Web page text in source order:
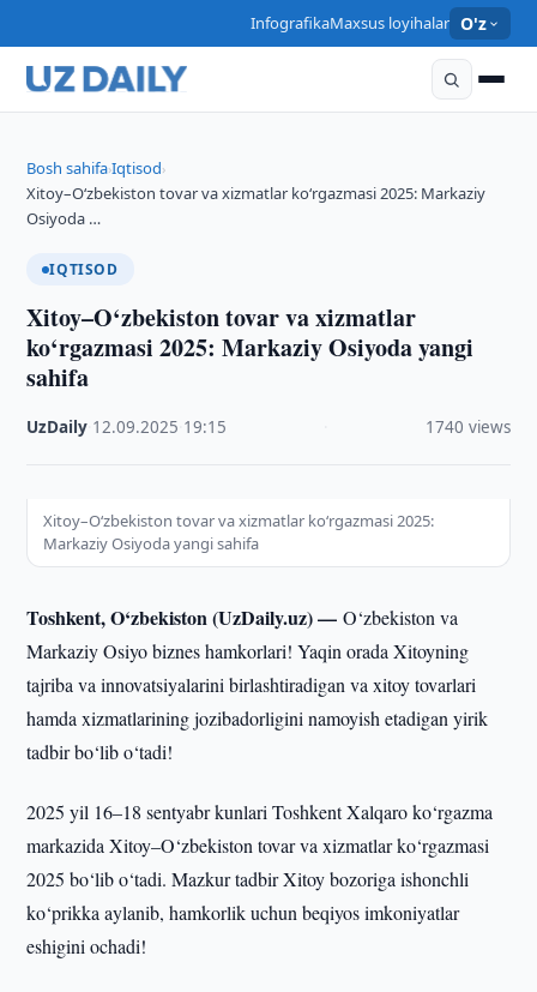
InfografikaMaxsus loyihalar O'z
Bosh sahifa›Iqtisod›
Xitoy–O‘zbekiston tovar va xizmatlar ko‘rgazmasi 2025: Markaziy
Osiyoda …
IQTISOD
Xitoy–O‘zbekiston tovar va xizmatlar
ko‘rgazmasi 2025: Markaziy Osiyoda yangi
sahifa
UzDaily 12.09.2025 19:15 1740 views
Xitoy–O‘zbekiston tovar va xizmatlar ko‘rgazmasi 2025:
Markaziy Osiyoda yangi sahifa
Toshkent, O‘zbekiston (UzDaily.uz) —O‘zbekiston va
Markaziy Osiyo biznes hamkorlari! Yaqin orada Xitoyning
tajriba va innovatsiyalarini birlashtiradigan va xitoy tovarlari
hamda xizmatlarining jozibadorligini namoyish etadigan yirik
tadbir bo‘lib o‘tadi!
2025 yil 16–18 sentyabr kunlari Toshkent Xalqaro ko‘rgazma
markazida Xitoy–O‘zbekiston tovar va xizmatlar ko‘rgazmasi
2025 bo‘lib o‘tadi. Mazkur tadbir Xitoy bozoriga ishonchli
ko‘prikka aylanib, hamkorlik uchun beqiyos imkoniyatlar
eshigini ochadi!